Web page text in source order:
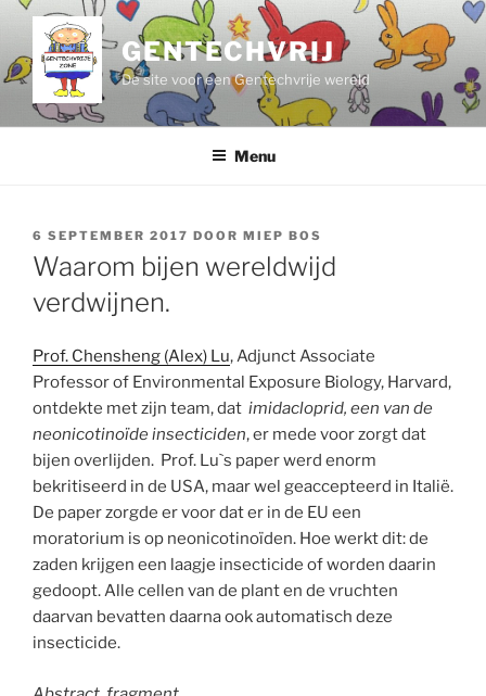
de
inhoud
GENTECHVRIJ
De site voor een Gentechvrije wereld
Menu
GEPLAATST
OP
6 SEPTEMBER 2017 DOOR MIEP BOS
Waarom bijen wereldwijd
verdwijnen.
Prof. Chensheng (Alex) Lu, Adjunct Associate
Professor of Environmental Exposure Biology, Harvard,
ontdekte met zijn team, dat imidacloprid, een van de
neonicotinoïde insecticiden, er mede voor zorgt dat
bijen overlijden. Prof. Lu`s paper werd enorm
bekritiseerd in de USA, maar wel geaccepteerd in Italië.
De paper zorgde er voor dat er in de EU een
moratorium is op neonicotinoïden. Hoe werkt dit: de
zaden krijgen een laagje insecticide of worden daarin
gedoopt. Alle cellen van de plant en de vruchten
daarvan bevatten daarna ook automatisch deze
insecticide.